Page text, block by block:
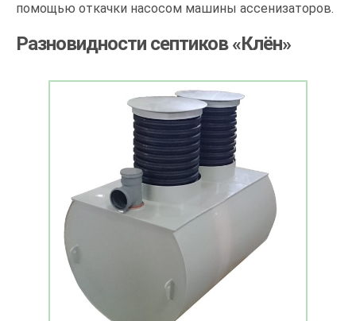
помощью откачки насосом машины ассенизаторов.
Разновидности септиков «Клён»